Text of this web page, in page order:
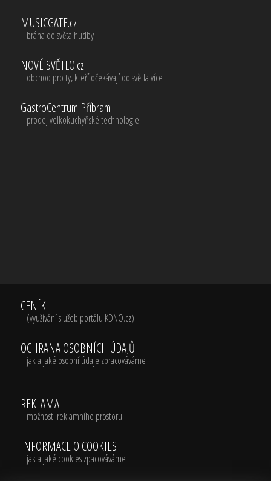
MUSICGATE.cz
brána do světa hudby
NOVÉ SVĚTLO.cz
obchod pro ty, kteří očekávají od světla více
GastroCentrum Příbram
prodej velkokuchyňské technologie
CENÍK
(využívání služeb portálu KDNO.cz)
OCHRANA OSOBNÍCH ÚDAJŮ
jak a jaké osobní údaje zpracováváme
REKLAMA
možnosti reklamního prostoru
INFORMACE O COOKIES
jak a jaké cookies zpacováváme